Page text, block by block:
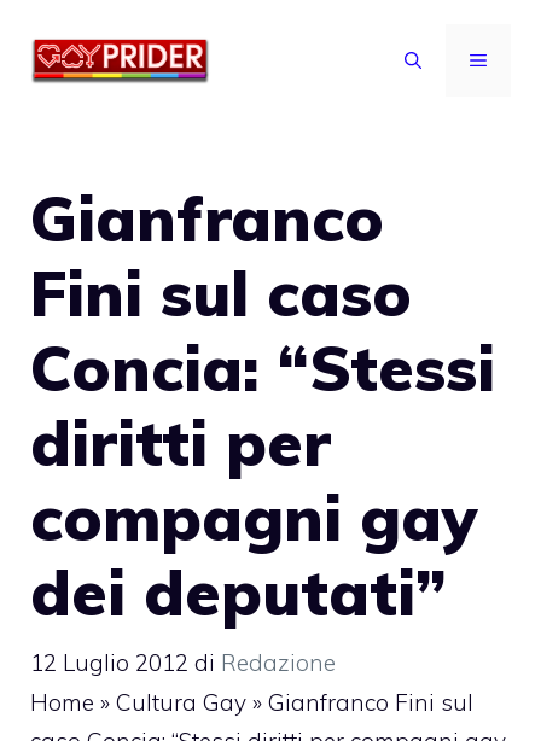
MENU
Gianfranco
Fini sul caso
Concia: “Stessi
diritti per
compagni gay
dei deputati”
12 Luglio 2012 di Redazione
Home » Cultura Gay » Gianfranco Fini sul